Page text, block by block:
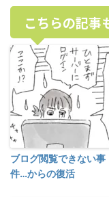
こちらの記事
ブログ閲覧できない事
件…からの復活